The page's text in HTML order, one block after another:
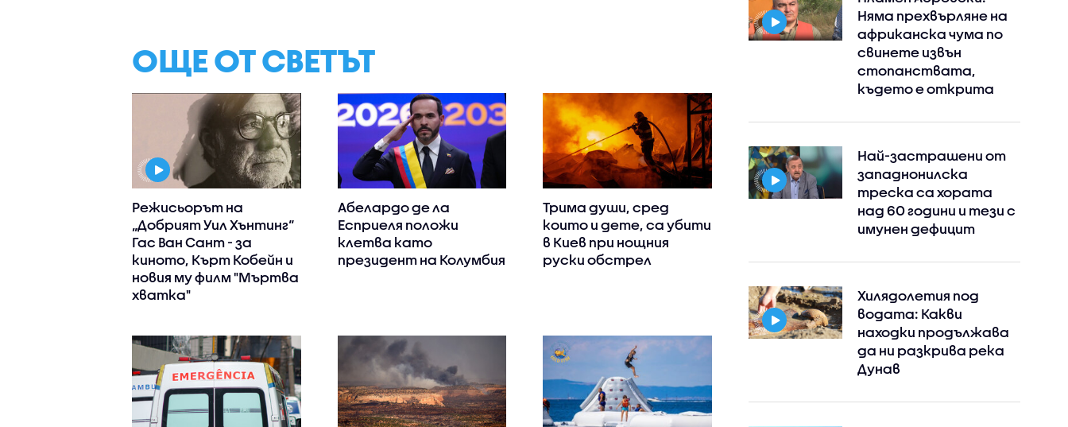
ОЩЕ ОТ СВЕТЪТ
Режисьорът на
„Добрият Уил Хънтинг“
Гас Ван Сант - за
киното, Кърт Кобейн и
новия му филм "Мъртва
хватка"
Абелардо де ла
Есприеля положи
клетва като
президент на Колумбия
Трима души, сред
които и дете, са убити
в Киев при нощния
руски обстрел
Няма прехвърляне на
африканска чума по
свинете извън
стопанствата,
където е открита
Най-застрашени от
западнонилска
треска са хората
над 60 години и тези с
имунен дефицит
Хилядолетия под
водата: Какви
находки продължава
да ни разкрива река
Дунав